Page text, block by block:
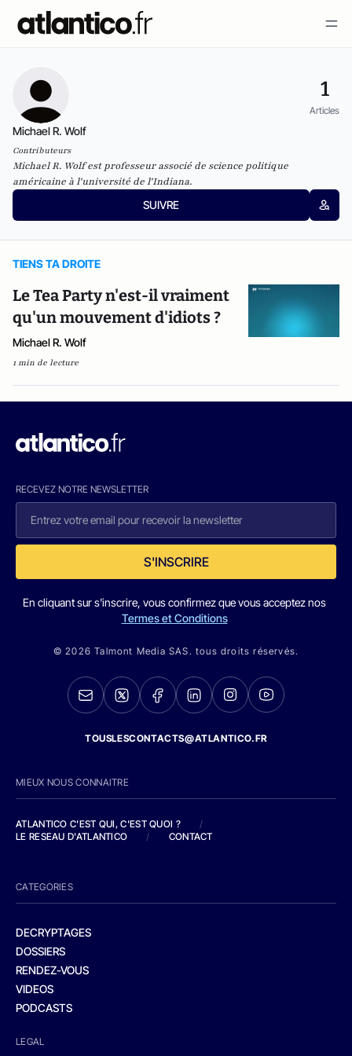
1
Articles
Michael R. Wolf
Contributeurs
Michael R. Wolf est professeur associé de science politique
américaine à l'université de l'Indiana.
SUIVRE
TIENS TA DROITE
Le Tea Party n'est-il vraiment
qu'un mouvement d'idiots ?
Michael R. Wolf
1 min de lecture
RECEVEZ NOTRE NEWSLETTER
S'INSCRIRE
En cliquant sur s'inscrire, vous confirmez que vous acceptez nos
Termes et Conditions
© 2026 Talmont Media SAS. tous droits réservés.
TOUSLESCONTACTS@ATLANTICO.FR
MIEUX NOUS CONNAITRE
ATLANTICO C'EST QUI, C'EST QUOI ?
/
LE RESEAU D'ATLANTICO
/ CONTACT
CATEGORIES
DECRYPTAGES
DOSSIERS
RENDEZ-VOUS
VIDEOS
PODCASTS
LEGAL